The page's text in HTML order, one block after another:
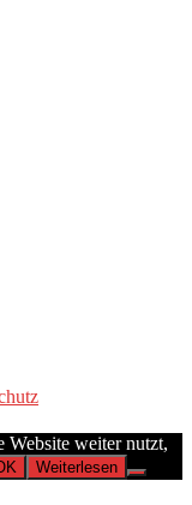
Website weiter nutzt,
Weiterlesen